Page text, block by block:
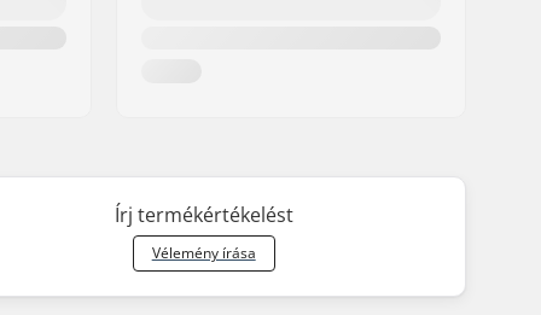
Írj termékértékelést
Vélemény írása